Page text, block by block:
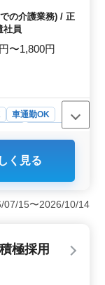
備 ・年間休日
に転職すること
の介護業務) / 正
社員
〜1,800円
車通勤OK
派遣社員
フ
人は、プライ
です。週休2日
ベートの充実
ことができま
職場では50
魅力です。年
に取り組むこ
く見る
15〜2026/10/14
極採用